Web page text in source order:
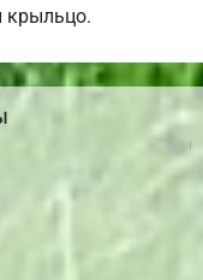
крыльцо.